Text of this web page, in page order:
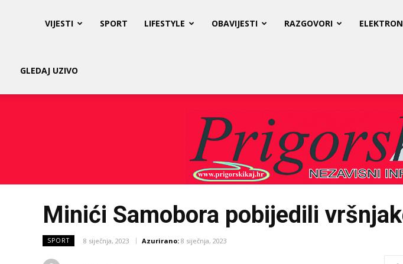
Kaj
VIJESTI SPORT LIFESTYLE OBAVIJESTI RAZGOVORI
GLEDAJ UZIVO
Minići Samobora pobijedili
SPORT 8 siječnja, 2023 Azurirano: 8 siječnja, 2023